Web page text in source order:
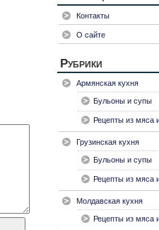
Контакты
О сайте
Рубрики
Армянская кухня
Бульоны и супы
Рецепты из мяса
Грузинская кухня
Бульоны и супы
Рецепты из мяса
Молдавская кухня
Рецепты из мяса